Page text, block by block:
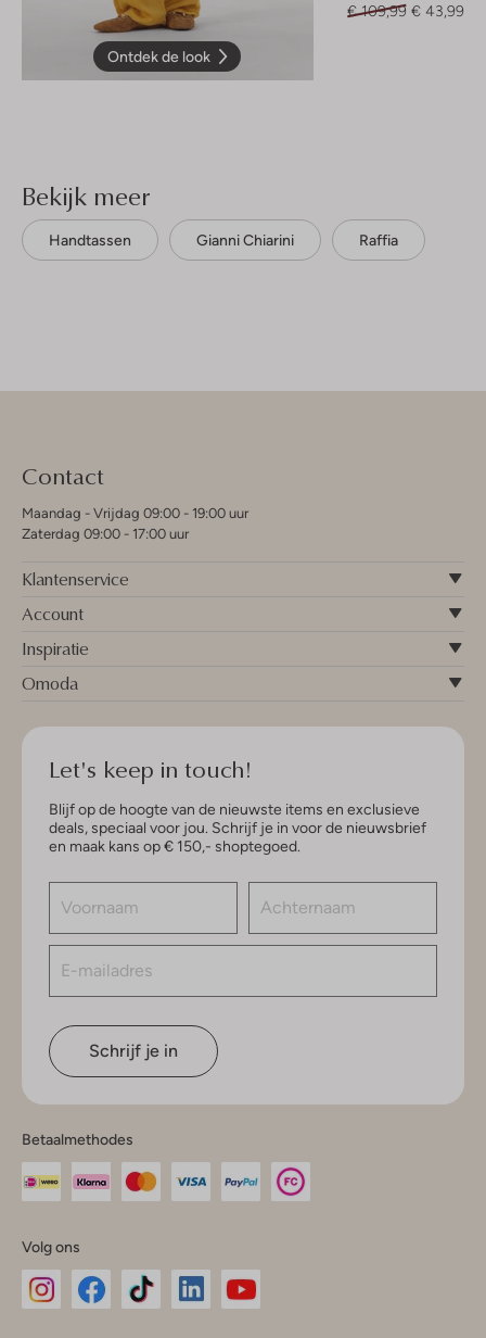
Ontdek de look
€ 109,99 € 43,99
Bekijk meer
Handtassen Gianni Chiarini Raffia
Contact
Maandag - Vrijdag 09:00 - 19:00 uur
Zaterdag 09:00 - 17:00 uur
Klantenservice
Account
Inspiratie
Omoda
Let's keep in touch!
Blijf op de hoogte van de nieuwste items en exclusieve
deals, speciaal voor jou. Schrijf je in voor de nieuwsbrief
en maak kans op € 150,- shoptegoed.
Schrijf je in
Betaalmethodes
Volg ons